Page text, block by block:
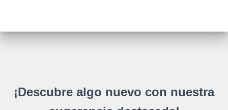
¡Descubre algo nuevo con nuestra